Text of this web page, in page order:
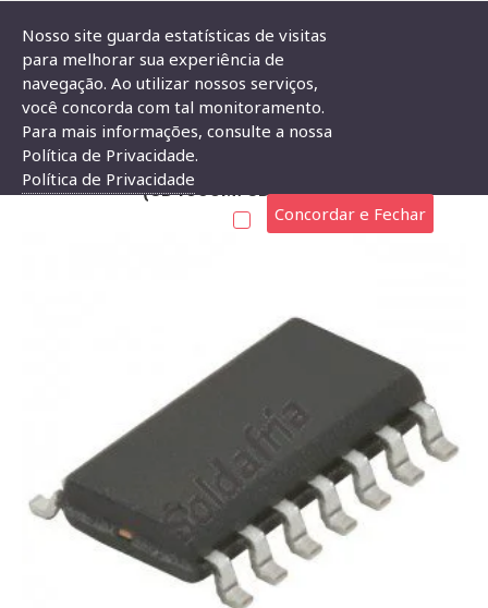
Circuito Integrado CD4093 SMD (CD4093M/CD4093BT)
CIRCUITO INTEGRADO CD4093 SMD
(CD4093M/CD4093BT)
Nosso site guarda estatísticas de visitas
para melhorar sua experiência de
navegação. Ao utilizar nossos serviços,
você concorda com tal monitoramento.
Para mais informações, consulte a nossa
Política de Privacidade.
Política de Privacidade
Concordar e Fechar